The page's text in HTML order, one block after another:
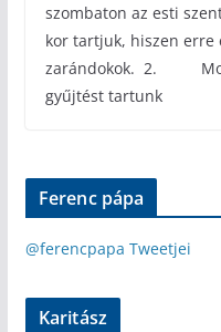
szombaton az esti
kor tartjuk, hiszen erre
zarándokok. 2.
gyűjtést tartunk
Ferenc pápa
@ferencpapa Tweetjei
Karitász